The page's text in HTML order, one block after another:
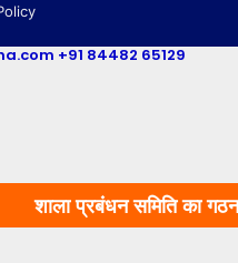
+91 84482 65129
समिति का गठन किया